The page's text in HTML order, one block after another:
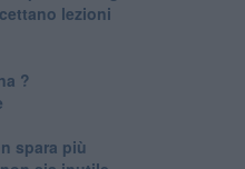
lezioni
?
spara più